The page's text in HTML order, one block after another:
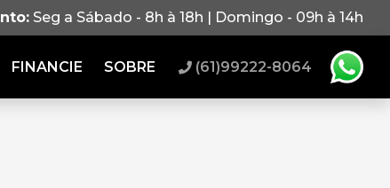
Seg a Sábado - 8h à 18h | Domingo - 09h à 14h
FINANCIE SOBRE (61)99222-8064